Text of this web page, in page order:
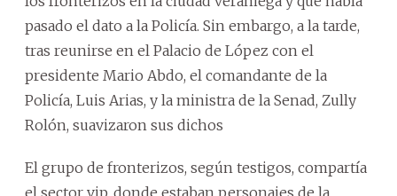
pasado el dato a la Policía. Sin embargo, a la tarde,
tras reunirse en el Palacio de López con el
presidente Mario Abdo, el comandante de la
Policía, Luis Arias, y la ministra de la Senad, Zully
Rolón, suavizaron sus dichos
El grupo de fronterizos, según testigos, compartía
el sector vip, donde estaban personajes de la